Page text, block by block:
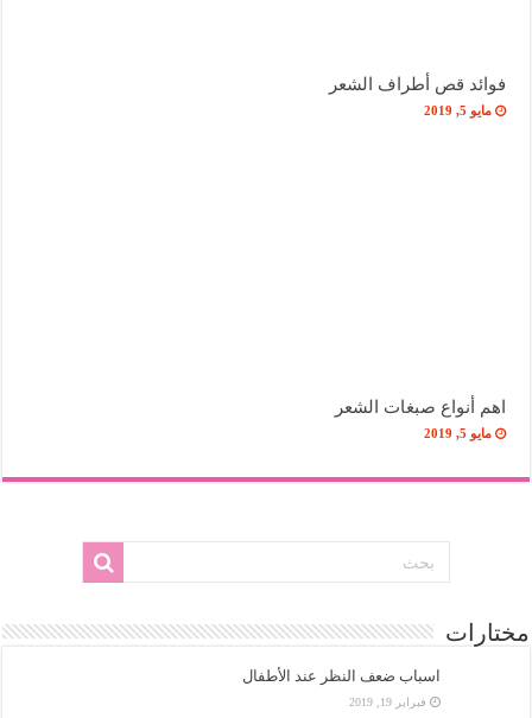
فوائد قص أطراف الشعر
مايو 5, 2019
اهم أنواع صبغات الشعر
مايو 5, 2019
مختارات
اسباب ضعف النظر عند الأطفال
فبراير 19, 2019